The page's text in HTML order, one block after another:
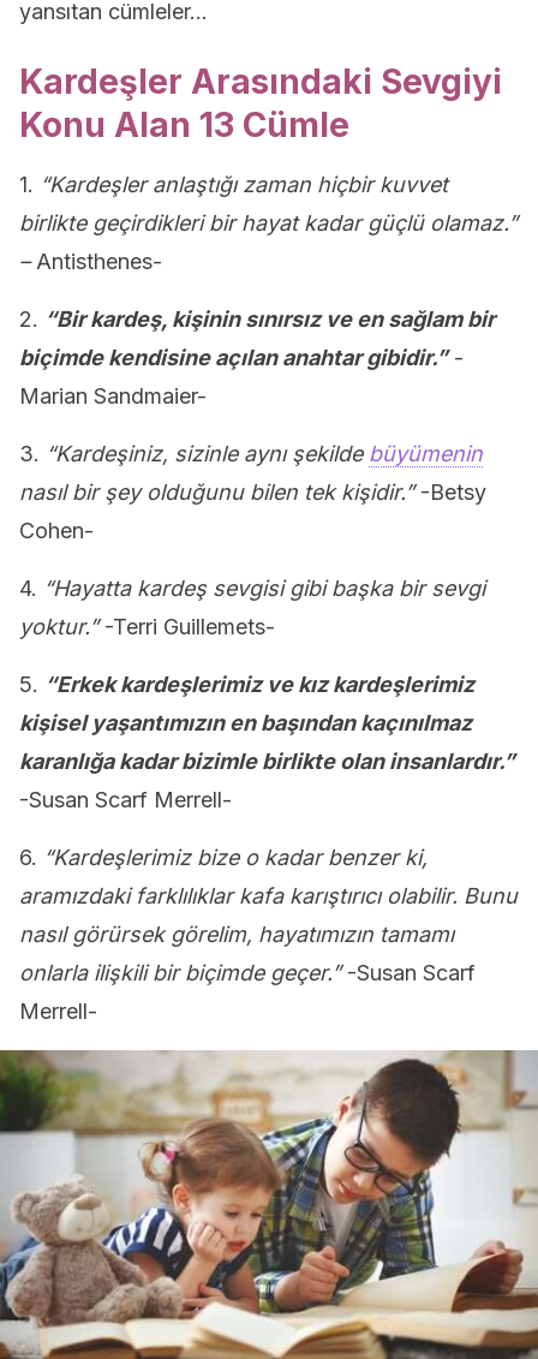
yansıtan cümleler…
Kardeşler Arasındaki Sevgiyi
Konu Alan 13 Cümle
1. “Kardeşler anlaştığı zaman hiçbir kuvvet
birlikte geçirdikleri bir hayat kadar güçlü olamaz.”
–Antisthenes-
2. “Bir kardeş, kişinin sınırsız ve en sağlam bir
biçimde kendisine açılan anahtar gibidir.”-
Marian Sandmaier-
3. “Kardeşiniz, sizinle aynı şekilde büyümenin
nasıl bir şey olduğunu bilen tek kişidir.”-Betsy
Cohen-
4. “Hayatta kardeş sevgisi gibi başka bir sevgi
yoktur.”-Terri Guillemets-
5. “Erkek kardeşlerimiz ve kız kardeşlerimiz
kişisel yaşantımızın en başından kaçınılmaz
karanlığa kadar bizimle birlikte olan insanlardır.”
-Susan Scarf Merrell-
6. “Kardeşlerimiz bize o kadar benzer ki,
aramızdaki farklılıklar kafa karıştırıcı olabilir. Bunu
nasıl görürsek görelim, hayatımızın tamamı
onlarla ilişkili bir biçimde geçer.”-Susan Scarf
Merrell-